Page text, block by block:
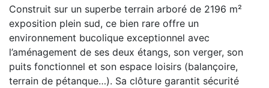
Construit sur un superbe terrain arboré de 2196 m²
exposition plein sud, ce bien rare offre un
environnement bucolique exceptionnel avec
l’aménagement de ses deux étangs, son verger, son
puits fonctionnel et son espace loisirs (balançoire,
terrain de pétanque…). Sa clôture garantit sécurité